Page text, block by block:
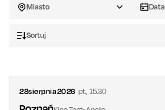
Miasto Data
Sortuj
28sierpnia2026 pt., 15.30